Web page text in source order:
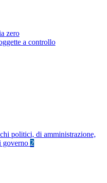
zero
a controllo
politici, di amministrazione,
governo 2